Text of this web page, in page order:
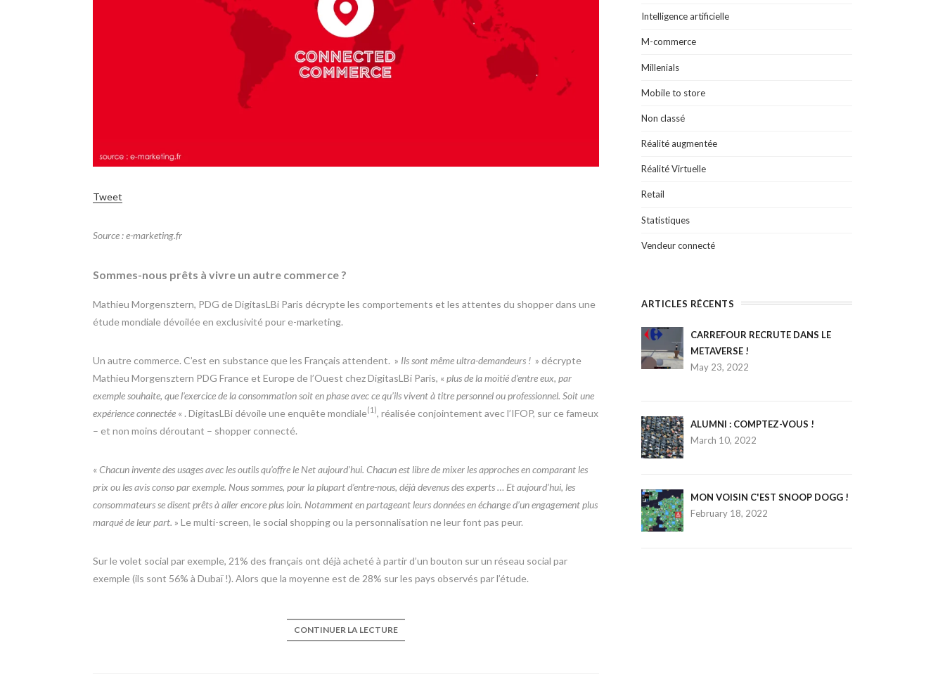
Tweet
Source : e-marketing.fr
Sommes-nous prêts à vivre un autre commerce ?
Mathieu Morgensztern, PDG de DigitasLBi Paris décrypte les comportements et les attentes du shopper dans une
étude mondiale dévoilée en exclusivité pour e-marketing.
Un autre commerce. C’est en substance que les Français attendent. » Ils sont même ultra-demandeurs ! » décrypte
Mathieu Morgensztern PDG France et Europe de l’Ouest chez DigitasLBi Paris, «plus de la moitié d’entre eux, par
exemple souhaite, que l’exercice de la consommation soit en phase avec ce qu’ils vivent à titre personnel ou professionnel. Soit une
expérience connectée « . DigitasLBi dévoile une enquête mondiale(1), réalisée conjointement avec l’IFOP, sur ce fameux
– et non moins déroutant – shopper connecté.
«Chacun invente des usages avec les outils qu’offre le Net aujourd’hui. Chacun est libre de mixer les approches en comparant les
prix ou les avis conso par exemple. Nous sommes, pour la plupart d’entre-nous, déjà devenus des experts … Et aujourd’hui, les
consommateurs se disent prêts à aller encore plus loin. Notamment en partageant leurs données en échange d’un engagement plus
marqué de leur part. » Le multi-screen, le social shopping ou la personnalisation ne leur font pas peur.
Sur le volet social par exemple, 21% des français ont déjà acheté à partir d’un bouton sur un réseau social par
exemple (ils sont 56% à Dubaï !). Alors que la moyenne est de 28% sur les pays observés par l’étude.
CONTINUER LA LECTURE
Intelligence artificielle
M-commerce
Millenials
Mobile to store
Non classé
Réalité augmentée
Réalité Virtuelle
Retail
Statistiques
Vendeur connecté
ARTICLES RÉCENTS
CARREFOUR RECRUTE DANS LE
METAVERSE !
May 23, 2022
ALUMNI : COMPTEZ-VOUS !
March 10, 2022
MON VOISIN C'EST SNOOP DOGG !
February 18, 2022